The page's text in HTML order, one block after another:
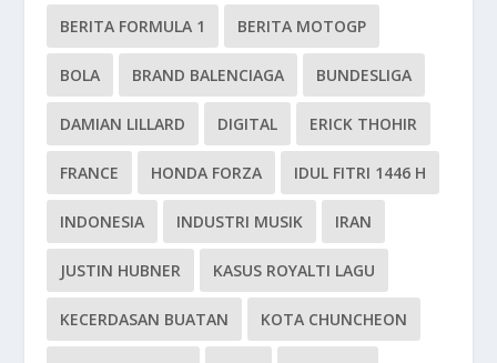
BERITA FORMULA 1 BERITA MOTOGP
BOLA BRAND BALENCIAGA BUNDESLIGA
DAMIAN LILLARD DIGITAL ERICK THOHIR
FRANCE HONDA FORZA IDUL FITRI 1446 H
INDONESIA INDUSTRI MUSIK IRAN
JUSTIN HUBNER KASUS ROYALTI LAGU
KECERDASAN BUATAN KOTA CHUNCHEON